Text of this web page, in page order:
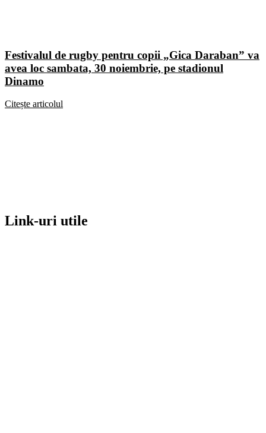
Festivalul de rugby pentru copii „Gica Daraban” va
avea loc sambata, 30 noiembrie, pe stadionul
Dinamo
Citește articolul
Link-uri utile